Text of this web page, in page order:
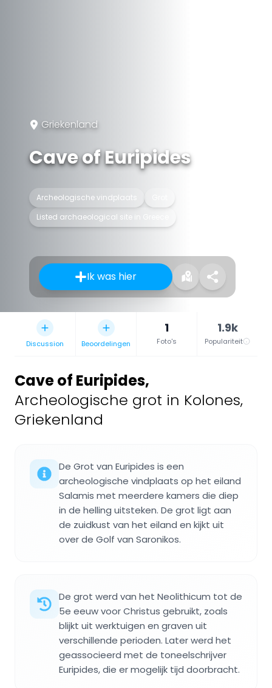
Griekenland
Cave of Euripides
Archeologische vindplaats
Listed archaeological site in Greece
Ik was hier
Discussion Beoordelingen
1
Foto's
1.9k
Populariteit
Cave of Euripides,
Archeologische grot in Kolones,
Griekenland
De Grot van Euripides is een
archeologische vindplaats op het eiland
Salamis met meerdere kamers die diep
in de helling uitsteken. De grot ligt aan
de zuidkust van het eiland en kijkt uit
over de Golf van Saronikos.
De grot werd van het Neolithicum tot de
5e eeuw voor Christus gebruikt, zoals
blijkt uit werktuigen en graven uit
verschillende perioden. Later werd het
geassocieerd met de toneelschrijver
Euripides, die er mogelijk tijd doorbracht.